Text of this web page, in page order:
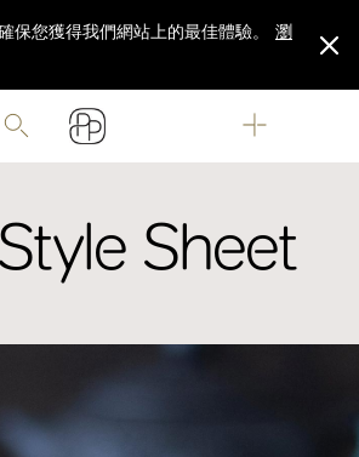
瀏
保您獲得我們網站上的最佳體驗。
瀏
Sheet